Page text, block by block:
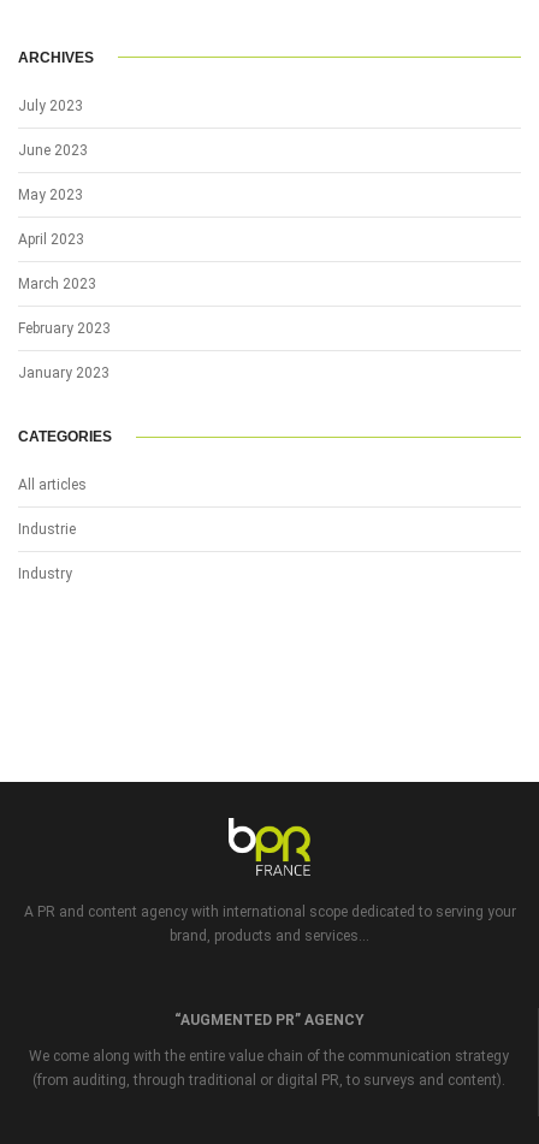
ARCHIVES
July 2023
June 2023
May 2023
April 2023
March 2023
February 2023
January 2023
CATEGORIES
All articles
Industrie
Industry
A PR and content agency with international scope dedicated to serving your
brand, products and services...
“AUGMENTED PR” AGENCY
We come along with the entire value chain of the communication strategy
(from auditing, through traditional or digital PR, to surveys and content).